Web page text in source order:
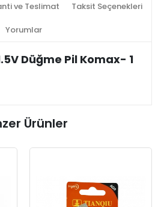
ve Teslimat Taksit Seçenekleri
Yorumlar
Düğme Pil Komax- 1
Ürünler